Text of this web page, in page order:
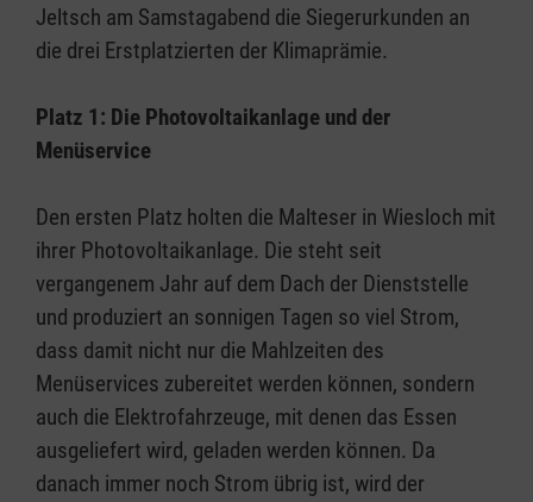
Jeltsch am Samstagabend die Siegerurkunden an
die drei Erstplatzierten der Klimaprämie.
Platz 1: Die Photovoltaikanlage und der
Menüservice
Den ersten Platz holten die Malteser in Wiesloch mit
ihrer Photovoltaikanlage. Die steht seit
vergangenem Jahr auf dem Dach der Dienststelle
und produziert an sonnigen Tagen so viel Strom,
dass damit nicht nur die Mahlzeiten des
Menüservices zubereitet werden können, sondern
auch die Elektrofahrzeuge, mit denen das Essen
ausgeliefert wird, geladen werden können. Da
danach immer noch Strom übrig ist, wird der